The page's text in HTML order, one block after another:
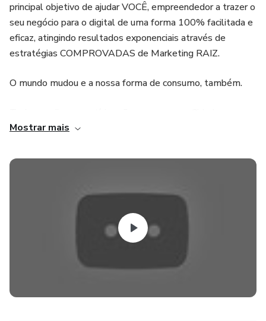
principal objetivo de ajudar VOCÊ, empreendedor a trazer o
seu negócio para o digital de uma forma 100% facilitada e
eficaz, atingindo resultados exponenciais através de
estratégias COMPROVADAS de Marketing RAIZ.
O mundo mudou e a nossa forma de consumo, também.
comércios fechando, lockdown... E ATÉ QUANDO o SEU
funcionando?
exponenciais em seus negócios!
Mostrar mais